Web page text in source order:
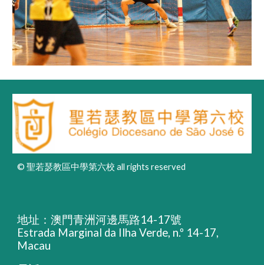
© 聖若瑟教區中學第六校 all rights reserved
地址：澳門青洲河邊馬路14-17號
Estrada Marginal da Ilha Verde, n.º 14-17,
Macau